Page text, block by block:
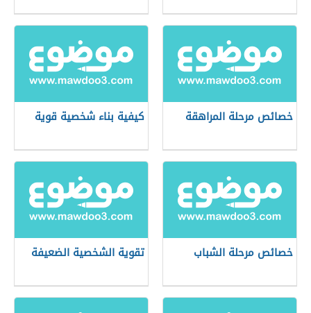
خصائص مرحلة المراهقة كيفية بناء شخصية قوية
خصائص مرحلة الشباب تقوية الشخصية الضعيفة